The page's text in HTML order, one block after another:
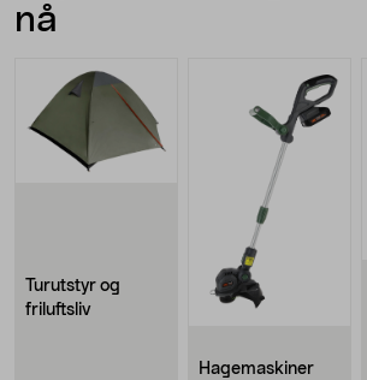
nå
Turutstyr og
friluftsliv
Hagemaskiner